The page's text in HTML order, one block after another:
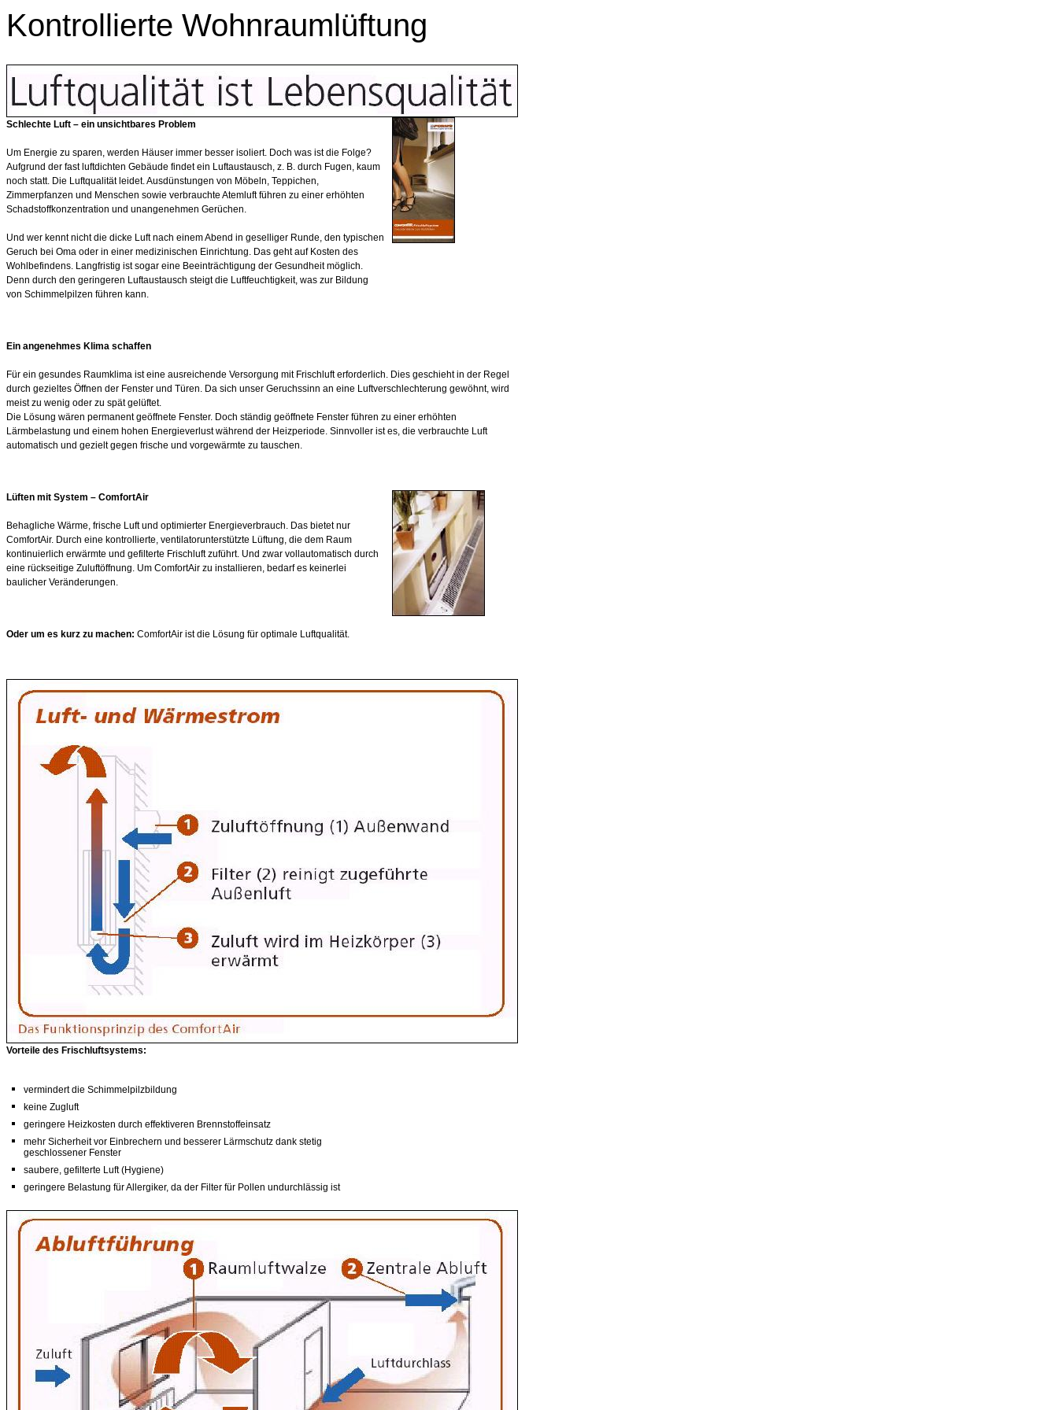
Kontrollierte Wohnraumlüftung
Schlechte Luft – ein unsichtbares Problem
Um Energie zu sparen, werden Häuser immer besser isoliert. Doch was ist die Folge?
Aufgrund der fast luftdichten Gebäude findet ein Luftaustausch, z. B. durch Fugen, kaum
noch statt. Die Luftqualität leidet. Ausdünstungen von Möbeln, Teppichen,
Zimmerpfanzen und Menschen sowie verbrauchte Atemluft führen zu einer erhöhten
Schadstoffkonzentration und unangenehmen Gerüchen.
Und wer kennt nicht die dicke Luft nach einem Abend in geselliger Runde, den typischen
Geruch bei Oma oder in einer medizinischen Einrichtung. Das geht auf Kosten des
Wohlbefindens. Langfristig ist sogar eine Beeinträchtigung der Gesundheit möglich.
Denn durch den geringeren Luftaustausch steigt die Luftfeuchtigkeit, was zur Bildung
von Schimmelpilzen führen kann.
Ein angenehmes Klima schaffen
Für ein gesundes Raumklima ist eine ausreichende Versorgung mit Frischluft erforderlich. Dies geschieht in der Regel
durch gezieltes Öffnen der Fenster und Türen. Da sich unser Geruchssinn an eine Luftverschlechterung gewöhnt, wird
meist zu wenig oder zu spät gelüftet.
Die Lösung wären permanent geöffnete Fenster. Doch ständig geöffnete Fenster führen zu einer erhöhten
Lärmbelastung und einem hohen Energieverlust während der Heizperiode. Sinnvoller ist es, die verbrauchte Luft
automatisch und gezielt gegen frische und vorgewärmte zu tauschen.
Lüften mit System – ComfortAir
Behagliche Wärme, frische Luft und optimierter Energieverbrauch. Das bietet nur
ComfortAir. Durch eine kontrollierte, ventilatorunterstützte Lüftung, die dem Raum
kontinuierlich erwärmte und gefilterte Frischluft zuführt. Und zwar vollautomatisch durch
eine rückseitige Zuluftöffnung. Um ComfortAir zu installieren, bedarf es keinerlei
baulicher Veränderungen.
Oder um es kurz zu machen: ComfortAir ist die Lösung für optimale Luftqualität.
Vorteile des Frischluftsystems:
vermindert die Schimmelpilzbildung
keine Zugluft
geringere Heizkosten durch effektiveren Brennstoffeinsatz
mehr Sicherheit vor Einbrechern und besserer Lärmschutz dank stetig
geschlossener Fenster
saubere, gefilterte Luft (Hygiene)
geringere Belastung für Allergiker, da der Filter für Pollen undurchlässig ist